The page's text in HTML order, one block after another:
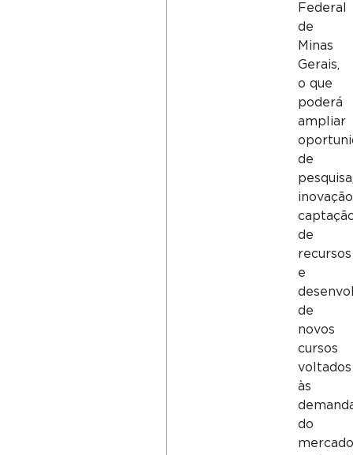
Federal
de
Minas
Gerais,
o que
poderá
ampliar
de
de
recursos
e
de
novos
cursos
voltados
às
do
mercado